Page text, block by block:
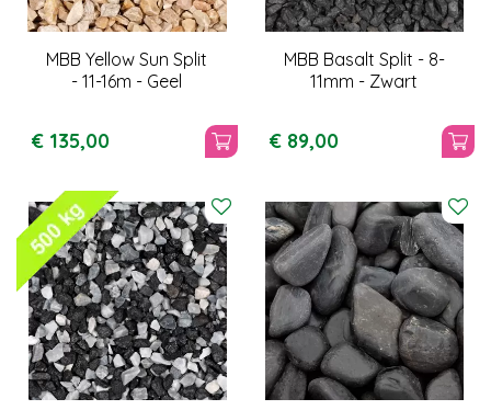
MBB Yellow Sun Split
- 11-16m - Geel
€ 135,00
MBB Basalt Split - 8-
11mm - Zwart
€ 89,00